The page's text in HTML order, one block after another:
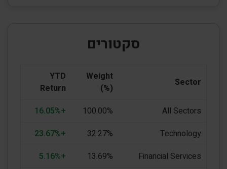
סקטורים
Sector
Weight
(%)
YTD
Return
All Sectors
100.00%
+16.05%
Technology
32.27%
+23.67%
Financial Services
13.69%
+5.16%